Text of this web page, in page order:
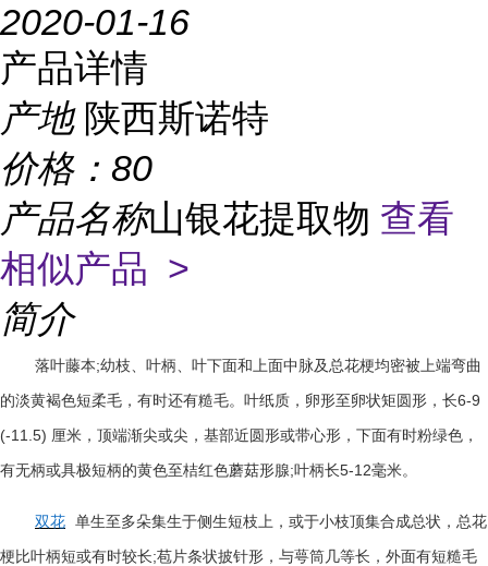
2020-01-16
产品详情
产地 陕西斯诺特
价格： 80
产品名称山银花提取物 查看
相似产品 >
简介
落叶藤本;幼枝、叶柄、叶下面和上面中脉及总花梗均密被上端弯曲
的淡黄褐色短柔毛，有时还有糙毛。叶纸质，卵形至卵状矩圆形，长6-9
(-11.5) 厘米，顶端渐尖或尖，基部近圆形或带心形，下面有时粉绿色，
有无柄或具极短柄的黄色至桔红色蘑菇形腺;叶柄长5-12毫米。
双花 单生至多朵集生于侧生短枝上，或于小枝顶集合成总状，总花
梗比叶柄短或有时较长;苞片条状披针形，与萼筒几等长，外面有短糙毛